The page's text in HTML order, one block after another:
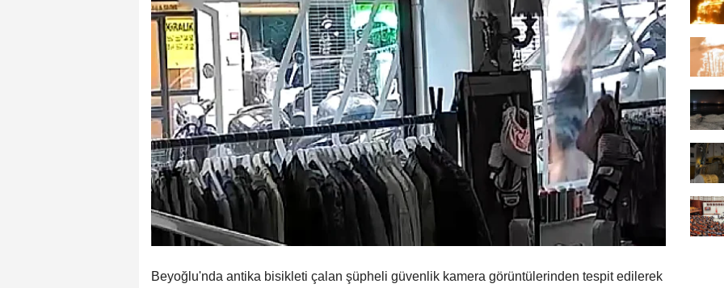
Beyoğlu'nda antika bisikleti çalan şüpheli güvenlik kamera görüntülerinden tespit edilerek